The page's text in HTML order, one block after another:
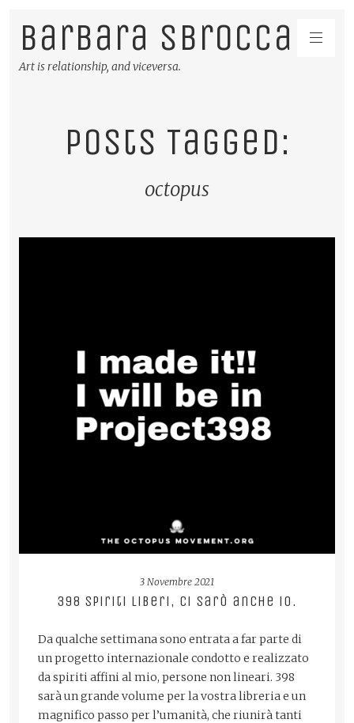
Barbara Sbrocca
Art is relationship, and viceversa.
Posts Tagged:
octopus
READ MORE
3 Novembre 2021
398 spiriti liberi, ci sarò anche io.
Da qualche settimana sono entrata a far parte di
un progetto internazionale condotto e realizzato
da spiriti affini al mio, persone non lineari. 398
sarà un grande volume per la vostra libreria e un
magnifico passo per l’umanità, che riunirà tanti